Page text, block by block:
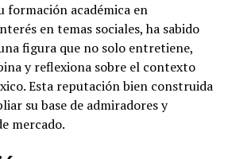
formación académica en
en temas sociales, ha sabido
figura que no solo entretiene,
y reflexiona sobre el contexto
Esta reputación bien construida
su base de admiradores y
mercado.